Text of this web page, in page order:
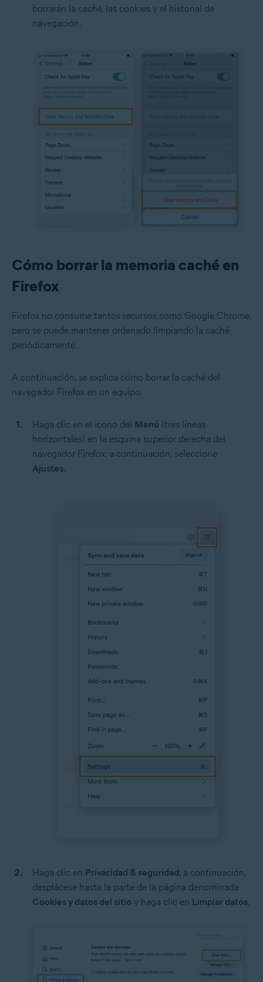
borrarán la caché, las cookies y el historial de
navegación.
Cómo borrar la memoria caché en
Firefox
Firefox no consume tantos recursos como Google Chrome,
pero se puede mantener ordenado limpiando la caché
periódicamente.
A continuación, se explica cómo borrar la caché del
navegador Firefox en un equipo:
Haga clic en el icono del Menú (tres líneas
horizontales) en la esquina superior derecha del
navegador Firefox; a continuación, seleccione
Ajustes.
Haga clic en Privacidad & seguridad; a continuación,
desplácese hasta la parte de la página denominada
Cookies y datos del sitio y haga clic en Limpiar datos.